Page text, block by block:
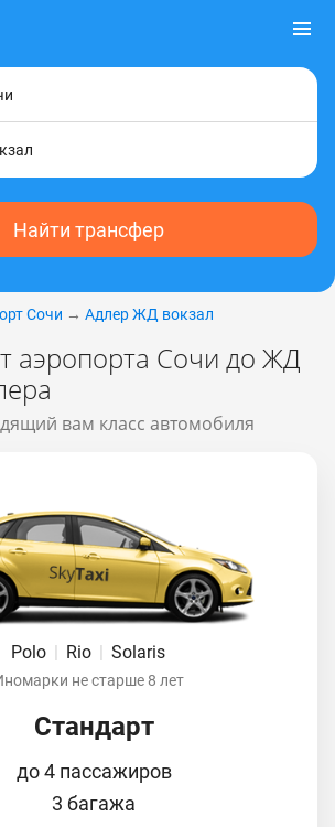
Найти трансфер
Сочи → Адлер ЖД вокзал
аэропорта Сочи до ЖД
вам класс автомобиля
Polo | Rio | Solaris
не старше 8 лет
Стандарт
до 4 пассажиров
3 багажа